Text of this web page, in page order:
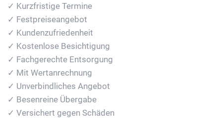
✓ Kurzfristige Termine
✓ Festpreiseangebot
✓ Kundenzufriedenheit
✓ Kostenlose Besichtigung
✓ Fachgerechte Entsorgung
✓ Mit Wertanrechnung
✓ Unverbindliches Angebot
✓ Besenreine Übergabe
✓ Versichert gegen Schäden